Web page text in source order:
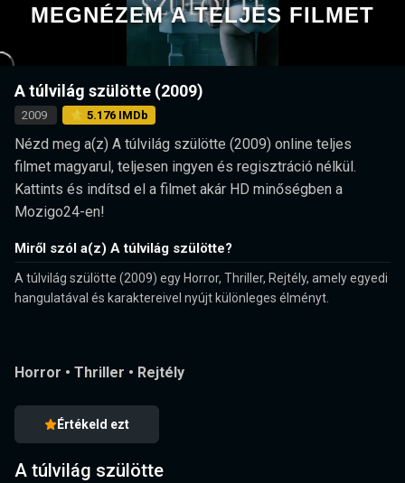
Video
MEGNÉZEM A TELJES FILMET
A túlvilág szülötte (2009)
2009 ⭐ 5.176 IMDb
Nézd meg a(z) A túlvilág szülötte (2009) online teljes
filmet magyarul, teljesen ingyen és regisztráció nélkül.
Kattints és indítsd el a filmet akár HD minőségben a
Mozigo24-en!
Miről szól a(z) A túlvilág szülötte?
A túlvilág szülötte (2009) egy Horror, Thriller, Rejtély, amely egyedi
hangulatával és karaktereivel nyújt különleges élményt.
Horror • Thriller • Rejtély
Értékeld ezt
A túlvilág szülötte